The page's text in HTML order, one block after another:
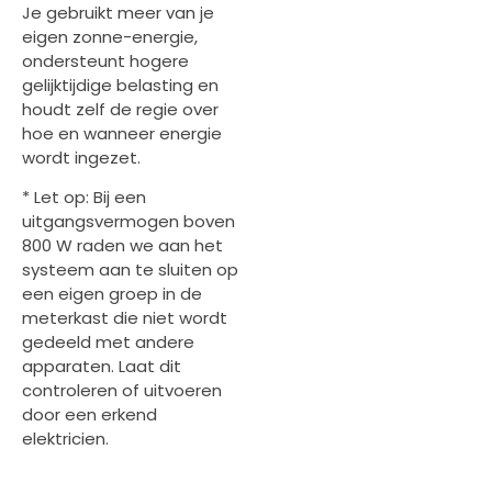
Je gebruikt meer van je
eigen zonne-energie,
ondersteunt hogere
gelijktijdige belasting en
houdt zelf de regie over
hoe en wanneer energie
wordt ingezet.
* Let op: Bij een
uitgangsvermogen boven
800 W raden we aan het
systeem aan te sluiten op
een eigen groep in de
meterkast die niet wordt
gedeeld met andere
apparaten. Laat dit
controleren of uitvoeren
door een erkend
elektricien.